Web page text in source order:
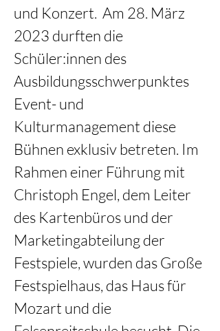
und Konzert.  Am 28. März
2023 durften die
Schüler:innen des
Ausbildungsschwerpunktes
Event- und
Kulturmanagement diese
Bühnen exklusiv betreten. Im
Rahmen einer Führung mit
Christoph Engel, dem Leiter
des Kartenbüros und der
Marketingabteilung der
Festspiele, wurden das Große
Festspielhaus, das Haus für
Mozart und die